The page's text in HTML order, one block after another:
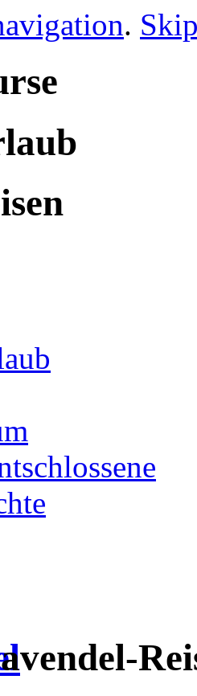
.